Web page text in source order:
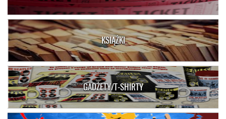
KSIĄŻKI
GADŻETY/T-SHIRTY